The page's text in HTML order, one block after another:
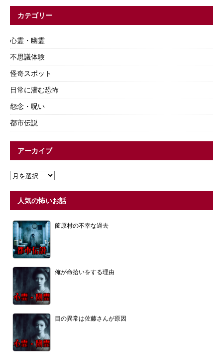
カテゴリー
心霊・幽霊
不思議体験
怪奇スポット
日常に潜む恐怖
怨念・呪い
都市伝説
アーカイブ
人気の怖いお話
薗原村の不幸な過去
俺が命拾いをする理由
目の異常は佐藤さんが原因